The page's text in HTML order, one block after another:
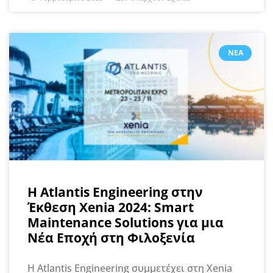
ΝΈΑ
H Atlantis Engineering στην
Έκθεση Xenia 2024: Smart
Maintenance Solutions για μια
Νέα Εποχή στη Φιλοξενία
Η Atlantis Engineering συμμετέχει στη Xenia